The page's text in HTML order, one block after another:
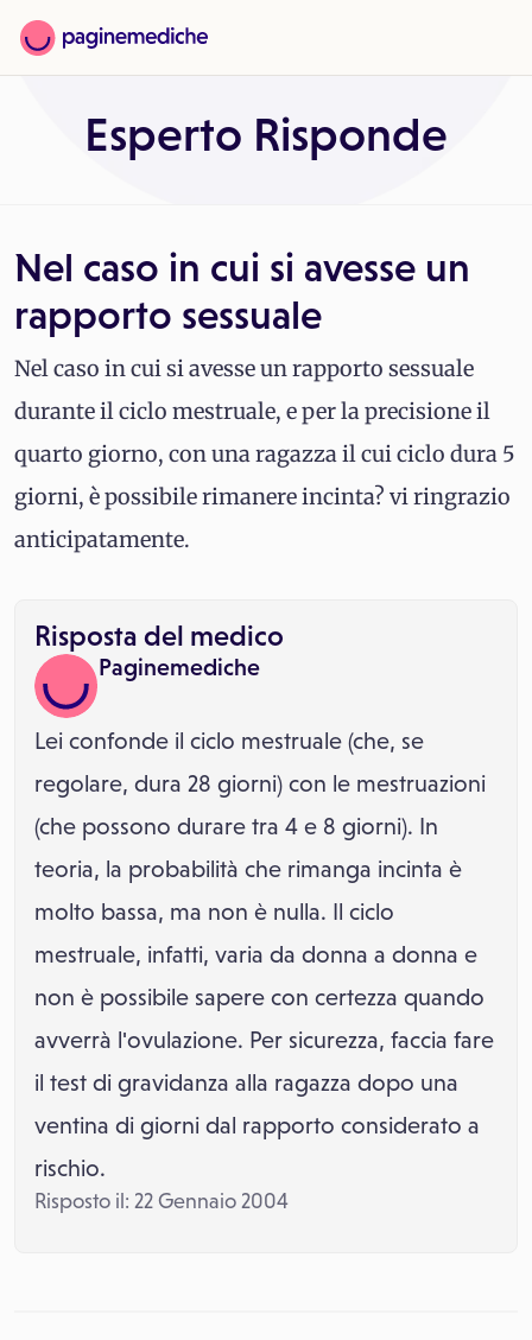
Esperto Risponde
Nel caso in cui si avesse un
rapporto sessuale
Nel caso in cui si avesse un rapporto sessuale
durante il ciclo mestruale, e per la precisione il
quarto giorno, con una ragazza il cui ciclo dura 5
giorni, è possibile rimanere incinta? vi ringrazio
anticipatamente.
Risposta del medico
Paginemediche
Lei confonde il ciclo mestruale (che, se
regolare, dura 28 giorni) con le mestruazioni
(che possono durare tra 4 e 8 giorni). In
teoria, la probabilità che rimanga incinta è
molto bassa, ma non è nulla. Il ciclo
mestruale, infatti, varia da donna a donna e
non è possibile sapere con certezza quando
avverrà l'ovulazione. Per sicurezza, faccia fare
il test di gravidanza alla ragazza dopo una
ventina di giorni dal rapporto considerato a
rischio.
Risposto il: 22 Gennaio 2004